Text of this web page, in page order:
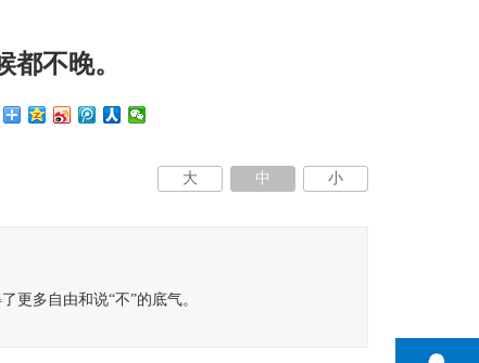
不晚。
大 中 小
更多自由和说“不”的底气。